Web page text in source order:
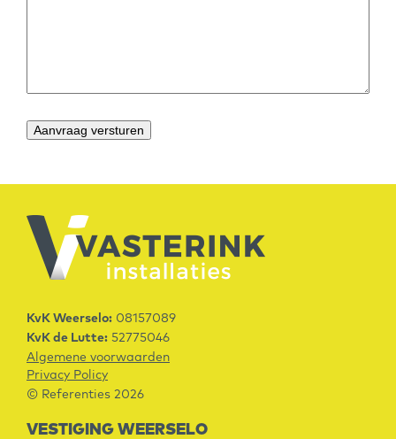
Aanvraag versturen
KvK Weerselo: 08157089
KvK de Lutte: 52775046
Algemene voorwaarden
Privacy Policy
© Referenties 2026
VESTIGING WEERSELO